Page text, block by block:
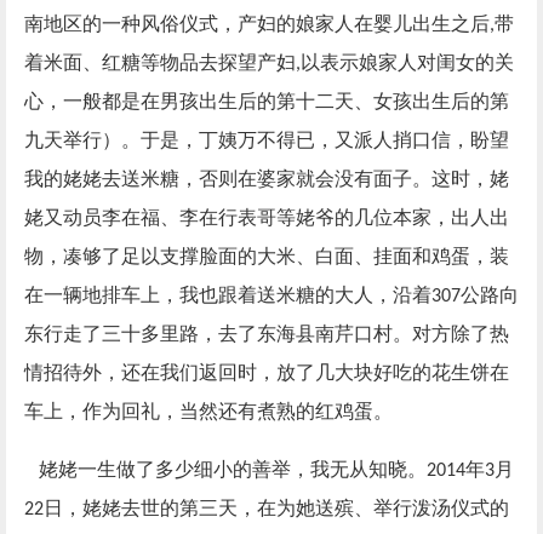
南地区的一种风俗仪式，产妇的娘家人在婴儿出生之后,带
着米面、红糖等物品去探望产妇, 以表示娘家人对闺女的关
心，一般都是在男孩出生后的第十二天、女孩出生后的第
九天举行）。于是，丁姨万不得已，又派人捎口信，盼望
我的姥姥去送米糖，否则在婆家就会没有面子。这时，姥
姥又动员李在福、李在行表哥等姥爷的几位本家，出人出
物，凑够了足以支撑脸面的大米、白面、挂面和鸡蛋，装
在一辆地排车上，我也跟着送米糖的大人，沿着307公路向
东行走了三十多里路，去了东海县南芹口村。对方除了热
情招待外，还在我们返回时，放了几大块好吃的花生饼在
车上，作为回礼，当然还有煮熟的红鸡蛋。
姥姥一生做了多少细小的善举，我无从知晓。 2014年3月
22日，姥姥去世的第三天，在为她送殡、举行泼汤仪式的